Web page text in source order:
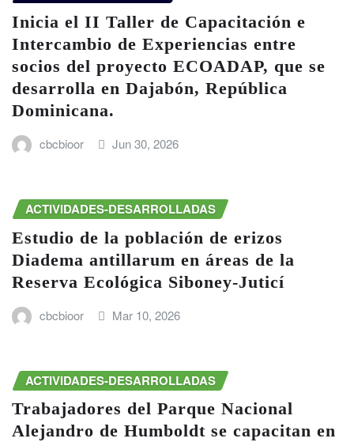
Inicia el II Taller de Capacitación e
Intercambio de Experiencias entre
socios del proyecto ECOADAP, que se
desarrolla en Dajabón, República
Dominicana.
cbcbioor Jun 30, 2026
ACTIVIDADES-DESARROLLADAS
Estudio de la población de erizos
Diadema antillarum en áreas de la
Reserva Ecológica Siboney-Juticí
cbcbioor Mar 10, 2026
ACTIVIDADES-DESARROLLADAS
Trabajadores del Parque Nacional
Alejandro de Humboldt se capacitan en